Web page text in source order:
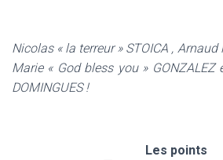
Nicolas « la terreur » STOICA , Arnaud
Marie « God bless you » GONZALEZ
DOMINGUES !
Les points